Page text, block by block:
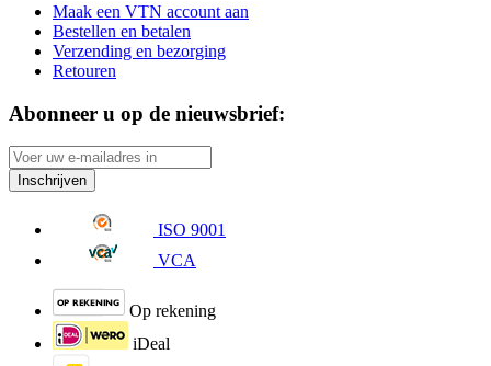
Maak een VTN account aan
Bestellen en betalen
Verzending en bezorging
Retouren
Abonneer u op de nieuwsbrief:
Inschrijven
ISO 9001
VCA
Op rekening
iDeal